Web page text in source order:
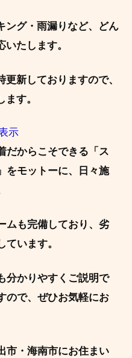
ング・雨漏りなど、どん
たします。
新しておりますので、
す。
だからこそできる「ス
をモットーに、日々施
ムも完備しており、劣
います。
分かりやすくご説明で
ので、ぜひお気軽にお
市・海南市にお住まい